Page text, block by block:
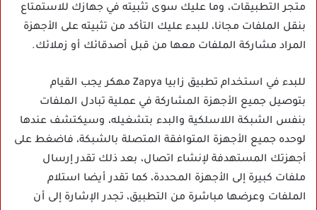
متجر التطبيقات، وما عليك سوى تثبيته في جهازك للاستمتاع
بنقل الملفات مجانا، للبدء عليك التأكد من تثبيته على الأجهزة
المراد مشاركة الملفات معها من قبل أصدقائك أو زملائك.
للبدء في استخدام تطبيق زابيا Zapya مهكر يجب القيام
بتوصيل جميع الأجهزة المشاركة في عملية تبادل الملفات
بنفس الشبكة اللاسلكية والبدء بتشغيله، وسيكتشف عندها
لوحده جميع الأجهزة المتوافقة المتصلة بالشبكة، فاضغط على
أجهزتك المستهدفة لإنشاء اتصال، بعد ذلك تقدر إرسال
ملفات كبيرة إلى الأجهزة المحددة، كما تقدر أيضا استلام
الملفات وعرضها مباشرة من التطبيق، تجدر الإشارة إلى أن